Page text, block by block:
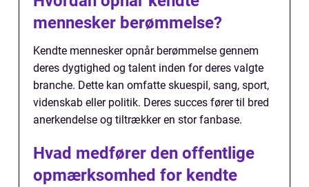
mennesker berømmelse?
Kendte mennesker opnår berømmelse gennem
deres dygtighed og talent inden for deres valgte
branche. Dette kan omfatte skuespil, sang, sport,
videnskab eller politik. Deres succes fører til bred
anerkendelse og tiltrækker en stor fanbase.
Hvad medfører den offentlige
opmærksomhed for kendte